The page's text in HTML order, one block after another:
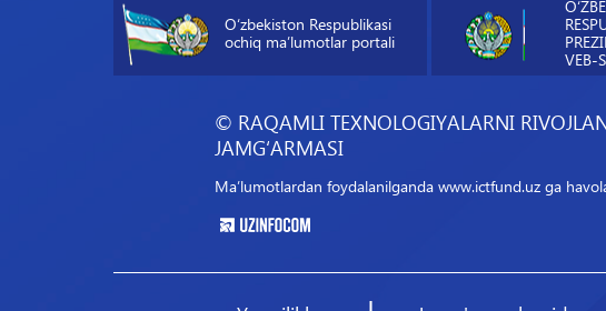
O‘zbekiston Respublikasi
ochiq maʼlumotlar portali
VEB-
© RAQAMLI TEXNOLOGIYALARNI
JAMG‘ARMASI
Maʼlumotlardan foydalanilganda www.ictfund.uz ga